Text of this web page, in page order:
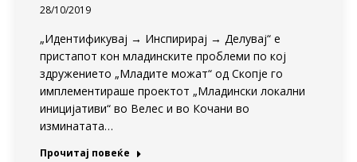
28/10/2019
„Идентификувај → Инспирирај → Делувај“ е
пристапот кон младинските проблеми по кој
здружението „Младите можат“ од Скопје го
имплементираше проектот „Младински локални
иницијативи“ во Велес и во Кочани во
изминатата…
Прочитај повеќе